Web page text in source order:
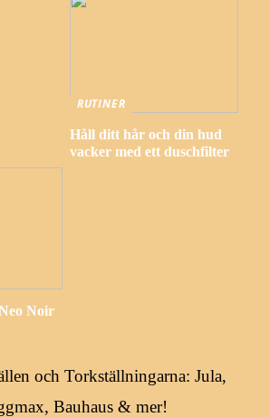
RUTINER
Håll ditt hår och din hud
vacker med ett duschfilter
Noir
och Torkställningarna: Jula,
Bauhaus & mer!